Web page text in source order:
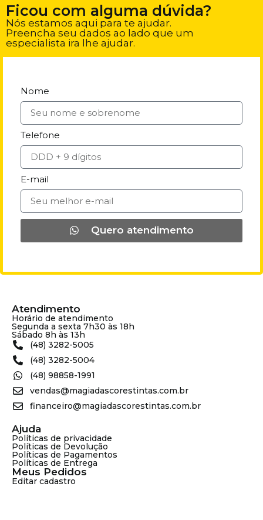
Ficou com alguma dúvida?
Nós estamos aqui para te ajudar.
Preencha seu dados ao lado que um
especialista ira lhe ajudar.
Nome
Telefone
E-mail
Quero atendimento
Atendimento
Horário de atendimento
Segunda a sexta 7h30 às 18h
Sábado 8h às 13h
(48) 3282-5005
(48) 3282-5004
(48) 98858-1991
vendas@magiadascorestintas.com.br
financeiro@magiadascorestintas.com.br
Ajuda
Políticas de privacidade
Políticas de Devolução
Políticas de Pagamentos
Políticas de Entrega
Meus Pedidos
Editar cadastro